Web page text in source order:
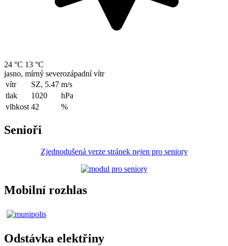
24 °C 13 °C
jasno, mírný severozápadní vítr
vítr
SZ, 5.47 m/s
tlak
1020
hPa
vlhkost 42 %
Senioři
Zjednodušená verze stránek nejen pro seniory
Mobilní rozhlas
Odstávka elektřiny